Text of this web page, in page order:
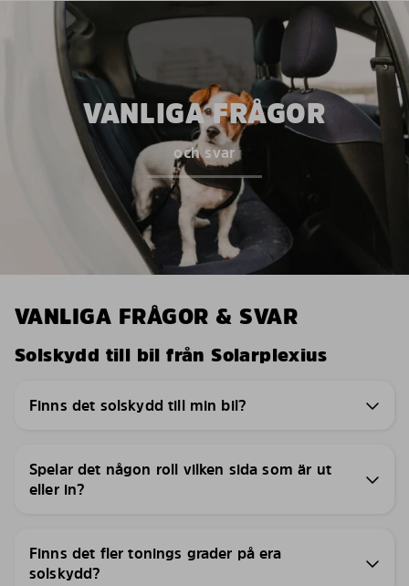
VANLIGA FRÅGOR
och svar
VANLIGA FRÅGOR & SVAR
Solskydd till bil från Solarplexius
Finns det solskydd till min bil?
Spelar det någon roll vilken sida som är ut
eller in?
Finns det fler tonings grader på era
solskydd?